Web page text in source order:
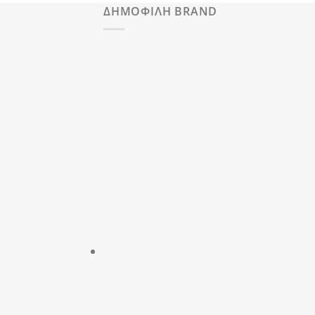
ΔΗΜΟΦΙΛΗ BRAND